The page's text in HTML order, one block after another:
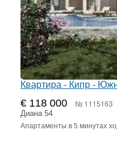
Квартира - Кипр -
€ 118 000 № 1115163
Диана 54
Апартаменты в 5 минутах